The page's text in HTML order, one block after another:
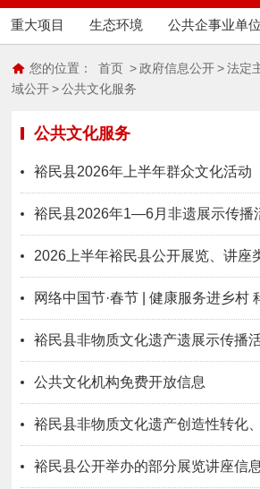
重大项目 生态环境 公共企事业单
您的位置： 首页 > 政府信息公开 > 法定
域公开 > 公共文化服务
公共文化服务
裕民县2026年上半年群众文化活动
裕民县2026年1—6月非遗展示传播
2026上半年裕民县公开展览、讲座
网络中国节·春节 | 健康服务进乡村 科普
裕民县非物质文化遗产遗展示传播
公共文化机构免费开放信息
裕民县非物质文化遗产创造性转化、创新性发
裕民县公开举办的部分展览讲座信息